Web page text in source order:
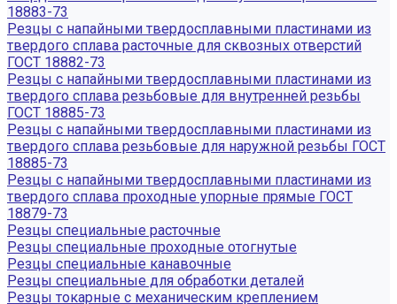
18883-73
Резцы с напайными твердосплавными пластинами из
твердого сплава расточные для сквозных отверстий
ГОСТ 18882-73
Резцы с напайными твердосплавными пластинами из
твердого сплава резьбовые для внутренней резьбы
ГОСТ 18885-73
Резцы с напайными твердосплавными пластинами из
твердого сплава резьбовые для наружной резьбы ГОСТ
18885-73
Резцы с напайными твердосплавными пластинами из
твердого сплава проходные упорные прямые ГОСТ
18879-73
Резцы специальные расточные
Резцы специальные проходные отогнутые
Резцы специальные канавочные
Резцы специальные для обработки деталей
Резцы токарные с механическим креплением